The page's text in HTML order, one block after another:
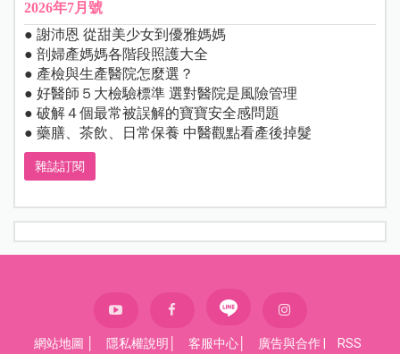
2026年7月號
● 謝沛恩 從甜美少女到優雅媽媽
● 剖婦產媽媽各階段照護大全
● 產檢與生產醫院怎麼選？
● 好醫師５大檢驗標準 選對醫院是風險管理
● 破解４個最常被誤解的寶寶安全感問題
● 藥膳、茶飲、日常保養 中醫觀點看產後掉髮
雜誌訂閱
網站地圖 隱私權說明 客服中心 廣告與合作 RSS